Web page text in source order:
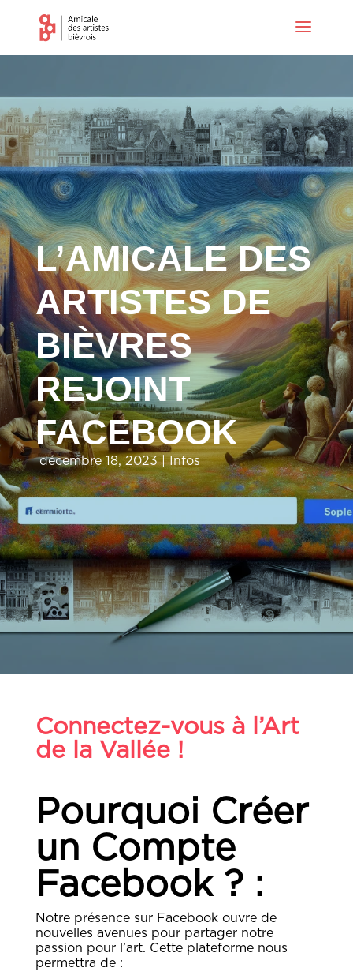
L’AMICALE DES
ARTISTES DE
BIÈVRES
REJOINT
FACEBOOK
décembre 18, 2023 | Infos
Connectez-vous à l’Art
de la Vallée !
Pourquoi Créer
un Compte
Facebook ?:
Notre présence sur Facebook ouvre de
nouvelles avenues pour partager notre
passion pour l’art. Cette plateforme nous
permettra de :